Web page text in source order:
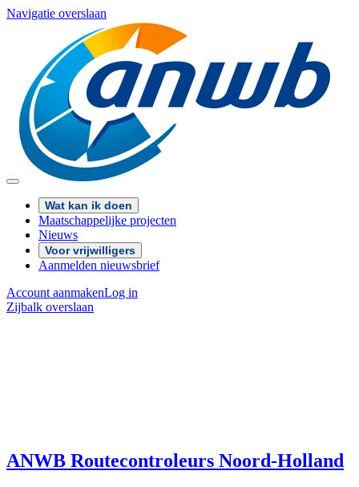
Navigatie overslaan
Wat kan ik doen
Maatschappelijke projecten
Nieuws
Voor vrijwilligers
Aanmelden nieuwsbrief
Account aanmakenLog in
Zijbalk overslaan
ANWB Routecontroleurs Noord-Holland